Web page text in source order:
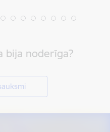
bija noderīga?